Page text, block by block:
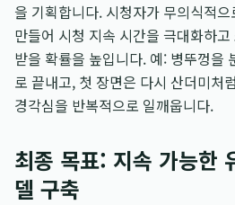
을 기획합니다. 시청자가 무의식적
만들어 시청 지속 시간을 극대화하고
받을 확률을 높입니다. 예: 병뚜껑을
로 끝내고, 첫 장면은 다시 산더미처
경각심을 반복적으로 일깨웁니다.
최종 목표: 지속 가능한
델 구축